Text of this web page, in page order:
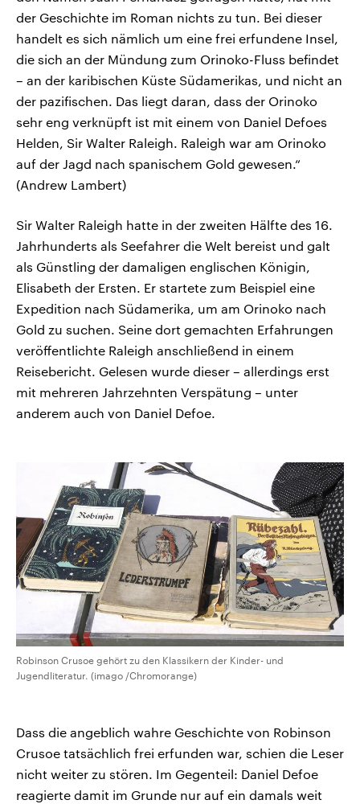
der Geschichte im Roman nichts zu tun. Bei dieser
handelt es sich nämlich um eine frei erfundene Insel,
die sich an der Mündung zum Orinoko-Fluss befindet
– an der karibischen Küste Südamerikas, und nicht an
der pazifischen. Das liegt daran, dass der Orinoko
sehr eng verknüpft ist mit einem von Daniel Defoes
Helden, Sir Walter Raleigh. Raleigh war am Orinoko
auf der Jagd nach spanischem Gold gewesen.“
(Andrew Lambert)
Sir Walter Raleigh hatte in der zweiten Hälfte des 16.
Jahrhunderts als Seefahrer die Welt bereist und galt
als Günstling der damaligen englischen Königin,
Elisabeth der Ersten. Er startete zum Beispiel eine
Expedition nach Südamerika, um am Orinoko nach
Gold zu suchen. Seine dort gemachten Erfahrungen
veröffentlichte Raleigh anschließend in einem
Reisebericht. Gelesen wurde dieser – allerdings erst
mit mehreren Jahrzehnten Verspätung – unter
anderem auch von Daniel Defoe.
Robinson Crusoe gehört zu den Klassikern der Kinder- und
Jugendliteratur. (imago /Chromorange)
Dass die angeblich wahre Geschichte von Robinson
Crusoe tatsächlich frei erfunden war, schien die Leser
nicht weiter zu stören. Im Gegenteil: Daniel Defoe
reagierte damit im Grunde nur auf ein damals weit